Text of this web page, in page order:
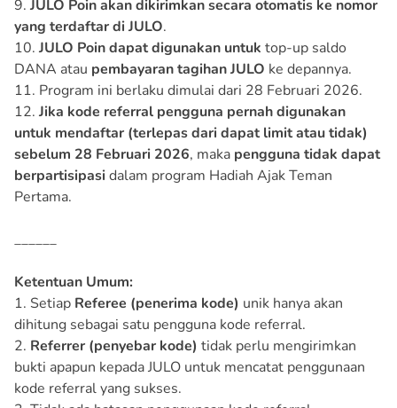
9. JULO Poin akan dikirimkan secara otomatis ke nomor
yang terdaftar di JULO.
10. JULO Poin dapat digunakan untuk top-up saldo
DANA atau pembayaran tagihan JULO ke depannya.
11. Program ini berlaku dimulai dari 28 Februari 2026.
12. Jika kode referral pengguna pernah digunakan
untuk mendaftar (terlepas dari dapat limit atau tidak)
sebelum 28 Februari 2026, maka pengguna tidak dapat
berpartisipasidalam program Hadiah Ajak Teman
Pertama.
______
Ketentuan Umum:
1. Setiap Referee (penerima kode) unik hanya akan
dihitung sebagai satu pengguna kode referral.
2. Referrer (penyebar kode) tidak perlu mengirimkan
bukti apapun kepada JULO untuk mencatat penggunaan
kode referral yang sukses.